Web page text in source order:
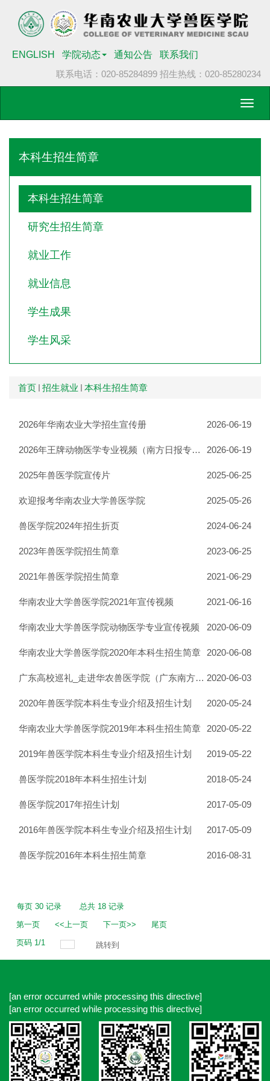
ENGLISH 学院动态 通知公告
联系我们
联系电话：020-85284899 招生热线：020-85280234
本科生招生简章
本科生招生简章
研究生招生简章
就业工作
就业信息
学生成果
学生风采
首页 招生就业 本科生招生简章
2026-06-19
2026年华南农业大学招生宣传册
2026-06-19
2026年王牌动物医学专业视频（南方日报专访）
2025-06-25
2025年兽医学院宣传片
2025-05-26
欢迎报考华南农业大学兽医学院
2024-06-24
兽医学院2024年招生折页
2023-06-25
2023年兽医学院招生简章
2021-06-29
2021年兽医学院招生简章
2021-06-16
华南农业大学兽医学院2021年宣传视频
2020-06-09
华南农业大学兽医学院动物医学专业宣传视频
2020-06-08
华南农业大学兽医学院2020年本科生招生简章
2020-06-03
广东高校巡礼_走进华农兽医学院（广东南方卫视）
2020-05-24
2020年兽医学院本科生专业介绍及招生计划
2020-05-22
华南农业大学兽医学院2019年本科生招生简章
2019-05-22
2019年兽医学院本科生专业介绍及招生计划
2018-05-24
兽医学院2018年本科生招生计划
2017-05-09
兽医学院2017年招生计划
2017-05-09
2016年兽医学院本科生专业介绍及招生计划
2016-08-31
兽医学院2016年本科生招生简章
每页 30 记录 总共 18 记录
第一页
<<上一页 下一页>>
尾页
页码 1/1 跳转到
[an error occurred while processing this directive]
[an error occurred while processing this directive]